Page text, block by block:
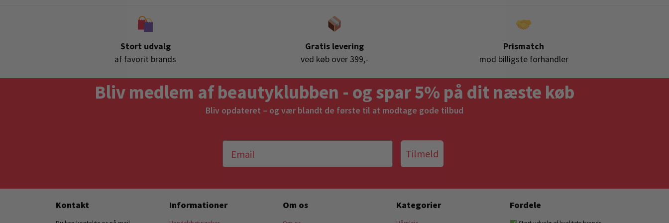
Stort udvalg
af favorit brands
Gratis levering
ved køb over 399,-
Prismatch
mod billigste forhandler
Bliv medlem af beautyklubben - og spar 5% på dit næste køb
Bliv opdateret – og vær blandt de første til at modtage gode tilbud
Tilmeld
Kontakt Informationer Om os Kategorier Fordele